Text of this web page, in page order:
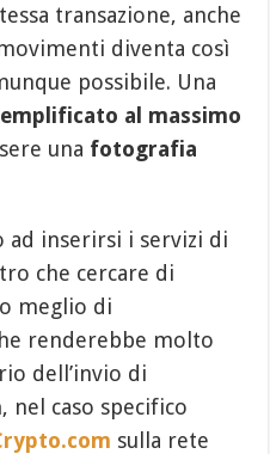
transazione, anche
diventa così
possibile. Una
al massimo
una fotografia
ad inserirsi i servizi di
che cercare di
meglio di
renderebbe molto
dell’invio di
, nel caso specifico
sulla rete